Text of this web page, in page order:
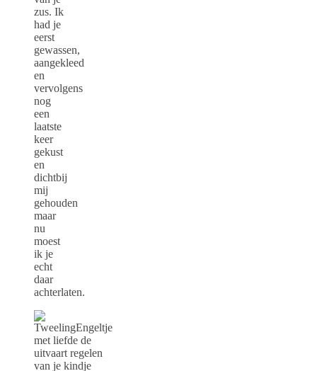
zus. Ik
had je
eerst
gewassen,
aangekleed
en
vervolgens
nog
een
laatste
keer
gekust
en
dichtbij
mij
gehouden
maar
nu
moest
ik je
echt
daar
achterlaten.